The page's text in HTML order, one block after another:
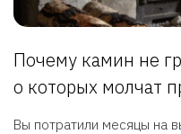
Почему камин не
о которых молчат
Вы потратили месяцы на